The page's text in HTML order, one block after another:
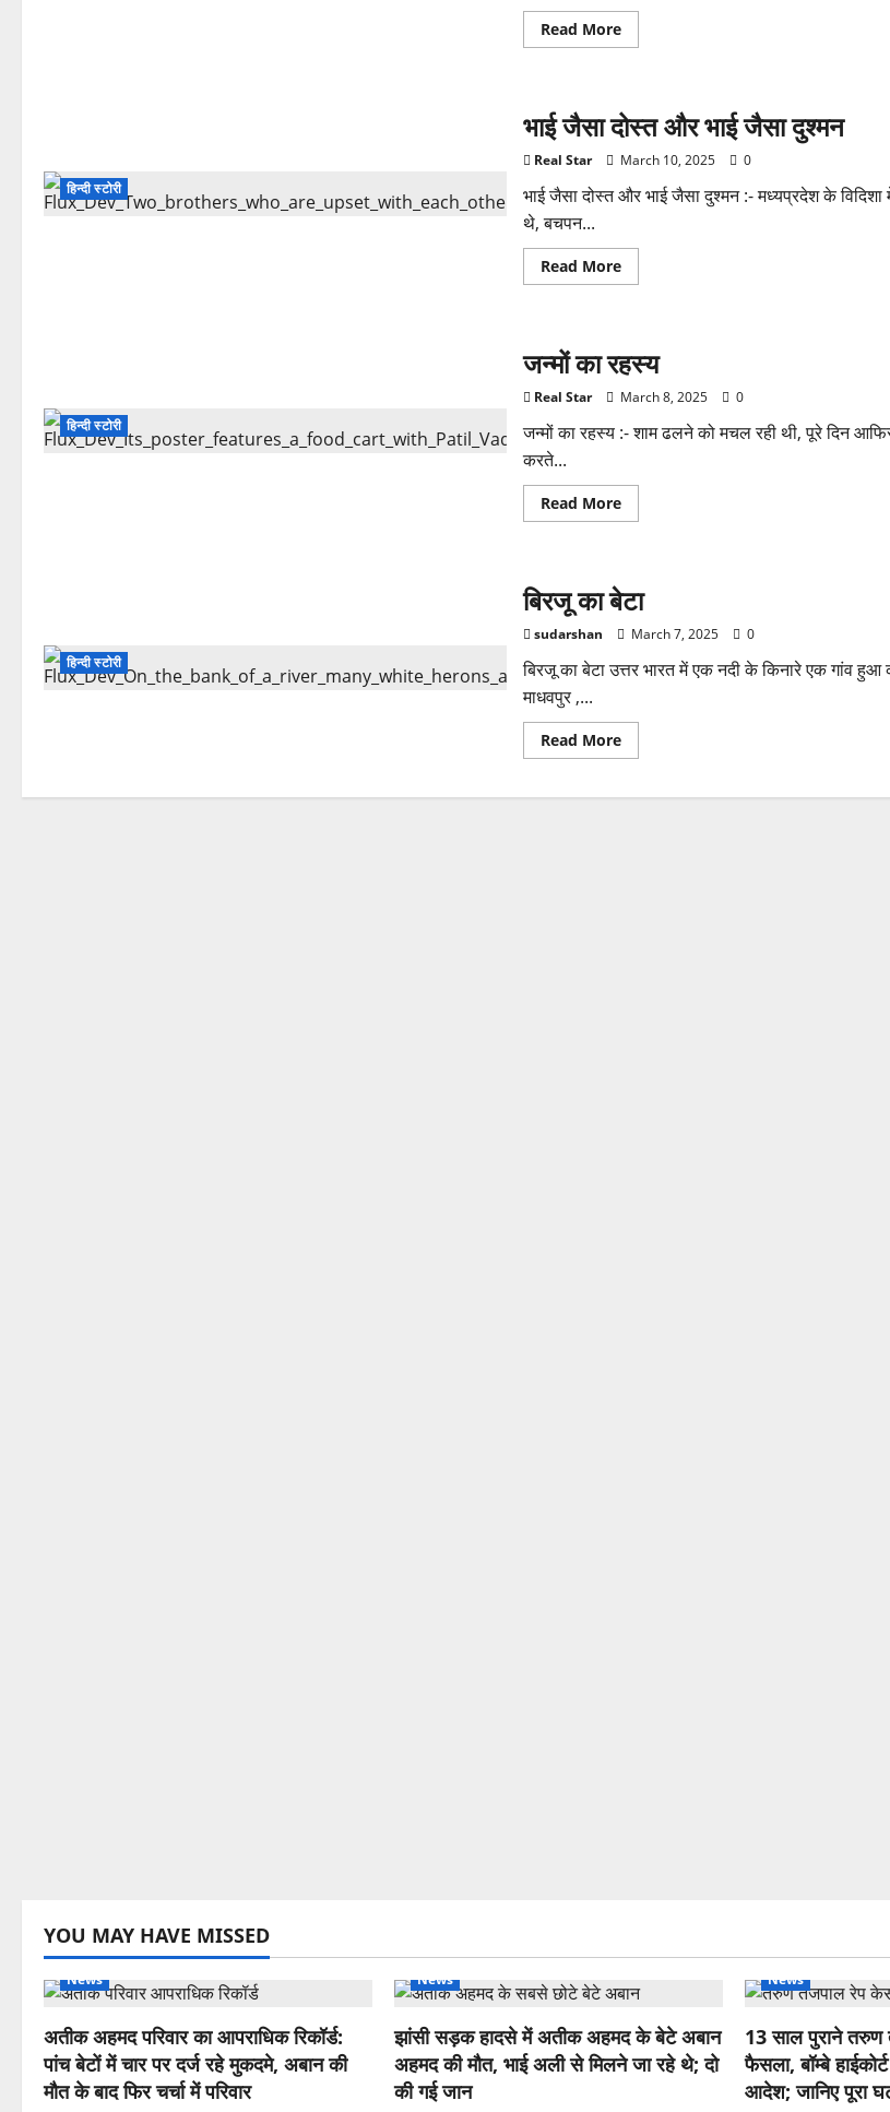
हो
रही
Read MoreRead
more
हिन्दी स्टोरी
भाई जैसा दोस्त और भाई जैसा दुश्मन
Real Star March 10, 2025 0
भाई जैसा दोस्त और भाई जैसा दुश्मन :- मध्यप्रदेश के विदिशा
थे, बचपन...
Read MoreRead
more
और
भाई
जैसा
दुश्मन
हिन्दी स्टोरी
जन्मों का रहस्य
Real Star March 8, 2025 0
जन्मों का रहस्य :- शाम ढलने को मचल रही थी, पूरे दिन
करते...
Read MoreRead
more
हिन्दी स्टोरी
बिरजू का बेटा
sudarshan March 7, 2025 0
बिरजू का बेटा उत्तर भारत में एक नदी के किनारे एक गांव हुआ
माधवपुर ,...
Read MoreRead
more
का
YOU MAY HAVE MISSED
News
अतीक अहमद परिवार का आपराधिक रिकॉर्ड:
पांच बेटों में चार पर दर्ज रहे मुकदमे, अबान की
मौत के बाद फिर चर्चा में परिवार
News
झांसी सड़क हादसे में अतीक अहमद के बेटे अबान
अहमद की मौत, भाई अली से मिलने जा रहे थे; दो
की गई जान
News
13 साल पुराने
फैसला, बॉम्बे
आदेश; जानिए पूरा